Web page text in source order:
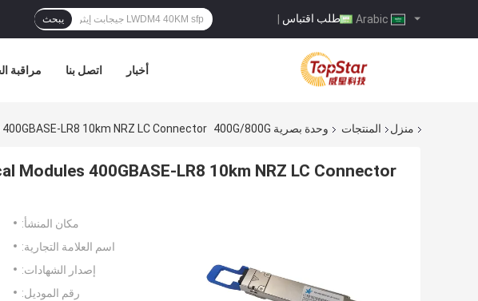
طلب اقتباس | يبحث
مراقبة اتصل بنا أخبار
منزل المنتجات وحدة بصرية 400G/800G LR8 10km NRZ LC Connector
Modules 400GBASE-LR8 10km NRZ LC Connector
مكان المنشأ:
اسم العلامة التجارية:
إصدار الشهادات:
رقم الموديل: